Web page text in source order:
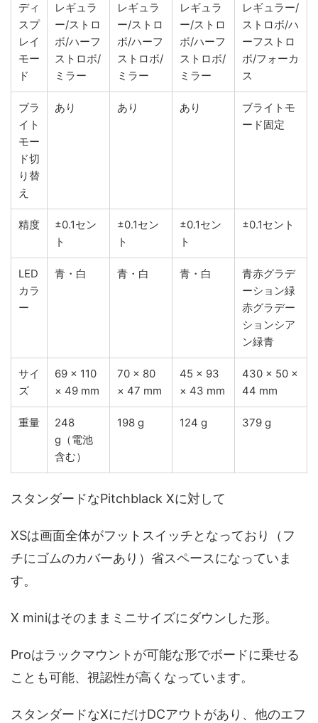
ディ
スプ
レイ
モー
ド
レギュラ
ー/ストロ
ボ/ハーフ
ストロボ/
ミラー
レギュラ
ー/ストロ
ボ/ハーフ
ストロボ/
ミラー
レギュラ
ー/ストロ
ボ/ハーフ
ストロボ/
ミラー
レギュラー/
ストロボ/ハ
ーフストロ
ボ/フォーカ
ス
ブラ
イト
モー
ド切
り替
え
あり あり あり
ブライトモ
ード固定
精度
±0.1セン
ト
±0.1セン
ト
±0.1セン
ト
±0.1セント
LED
カラ
ー
青・白 青・白 青・白
青赤グラデ
ーション緑
赤グラデー
ションシア
ン緑青
サイ
ズ
69 × 110
× 49 mm
70 × 80
× 47 mm
45 × 93
× 43 mm
430 × 50 ×
44 mm
重量
248
g（電池
含む）
198 g 124 g 379 g
スタンダードなPitchblack Xに対して
XSは画面全体がフットスイッチとなっており（フ
チにゴムのカバーあり）省スペースになっていま
す。
X miniはそのままミニサイズにダウンした形。
Proはラックマウントが可能な形でボードに乗せる
ことも可能、視認性が高くなっています。
スタンダードなXにだけDCアウトがあり、他のエフ